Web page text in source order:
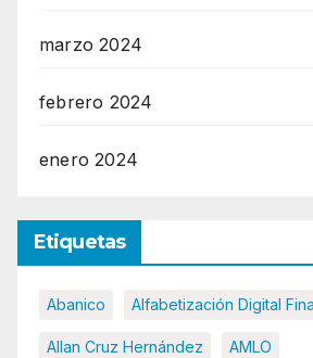
marzo 2024
febrero 2024
enero 2024
Etiquetas
Abanico Alfabetización Digital
Allan Cruz Hernández AMLO